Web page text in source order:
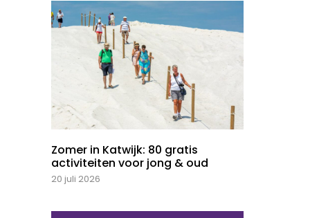
Zomer in Katwijk: 80 gratis
activiteiten voor jong & oud
20 juli 2026